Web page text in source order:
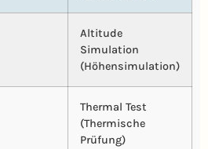
Altitude
Simulation
(Höhensimulation)
Thermal Test
(Thermische
Prüfung)